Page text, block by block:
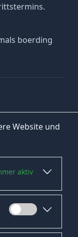
Website und
aktiv
boerding